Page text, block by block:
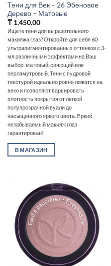
Тени для Век – 26 Эбеновое
Дерево – Матовые
₸1,450.00
Ищете тени для выразительного
макияжа глаз? Откройте для себя 60
ультрапигментированных оттенков с 3-
мя различными эффектами на Ваш
выбор: матовый, сияющий или
перламутровый. Тени с пудровой
текстурой идеально ровно ложатся на
веко и позволяют варьировать
плотность покрытия от легкой
полупрозрачной вуали до
насыщенного яркого цвета. Яркий,
незабываемый макияж глаз
гарантирован!
В МАГАЗИН